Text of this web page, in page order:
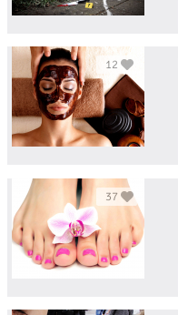
12
37